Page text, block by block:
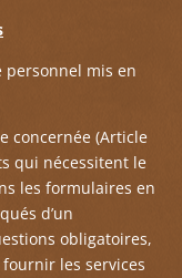
personnel mis en
concernée (Article
qui nécessitent le
les formulaires en
d’un
obligatoires,
les services